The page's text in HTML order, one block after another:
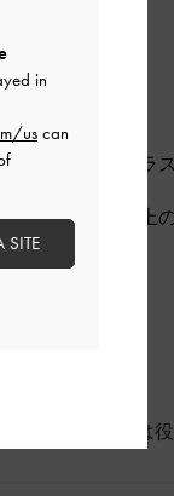
でシルバーのラ
す。お値段以上
このレビューは
in
uscan
SITE